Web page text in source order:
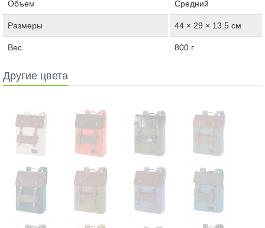
Объем Средний
Размеры 44 × 29 × 13.5 см
Вес 800 г
Другие цвета